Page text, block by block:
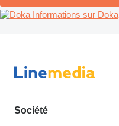
Informations sur Doka
Société